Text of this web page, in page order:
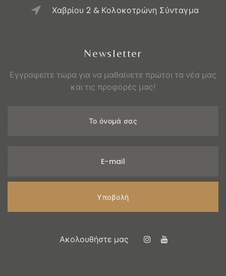
Χαβρίου 2 & Κολοκοτρώνη Σύνταγμα
Newsletter
Εγγραφείτε τώρα για να μαθαίνετε πρώτοι τα νέα μας
και τις προφορές μας!
Το όνομά σας
E-mail
Υποβολή
Ακολουθήστε μας